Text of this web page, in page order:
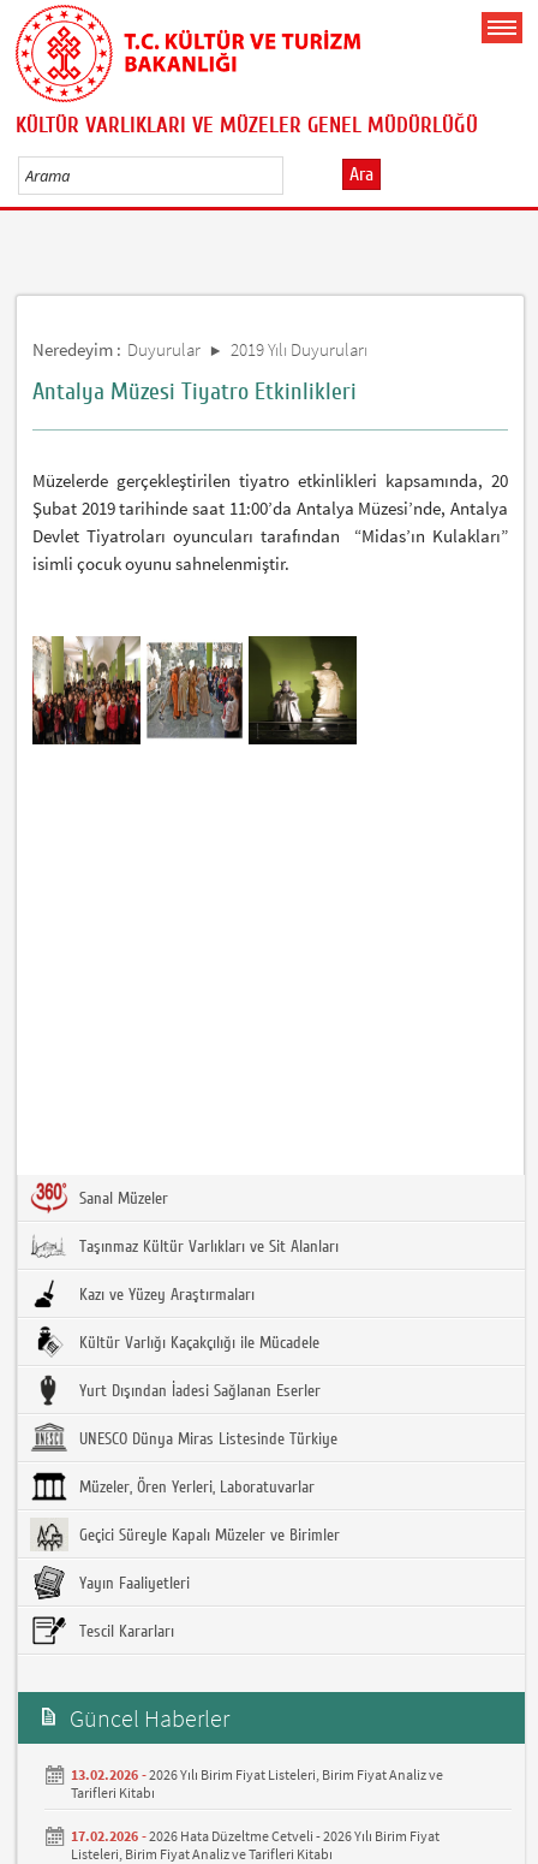
KÜLTÜR VARLIKLARI VE MÜZELER GENEL MÜDÜRLÜĞÜ
Ara
Neredeyim : Duyurular 2019 Yılı Duyuruları
Antalya Müzesi Tiyatro Etkinlikleri
Müzelerde gerçekleştirilen tiyatro etkinlikleri kapsamında, 20
Şubat 2019 tarihinde saat 11:00’da Antalya Müzesi’nde, Antalya
Devlet Tiyatroları oyuncuları tarafından “Midas’ın Kulakları”
isimli çocuk oyunu sahnelenmiştir.
Sanal Müzeler
Taşınmaz Kültür Varlıkları ve Sit Alanları
Kazı ve Yüzey Araştırmaları
Kültür Varlığı Kaçakçılığı ile Mücadele
Yurt Dışından İadesi Sağlanan Eserler
UNESCO Dünya Miras Listesinde Türkiye
Müzeler, Ören Yerleri, Laboratuvarlar
Geçici Süreyle Kapalı Müzeler ve Birimler
Yayın Faaliyetleri
Tescil Kararları
Güncel Haberler
13.02.2026 -2026 Yılı Birim Fiyat Listeleri, Birim Fiyat Analiz ve
Tarifleri Kitabı
17.02.2026 -2026 Hata Düzeltme Cetveli - 2026 Yılı Birim Fiyat
Listeleri, Birim Fiyat Analiz ve Tarifleri Kitabı